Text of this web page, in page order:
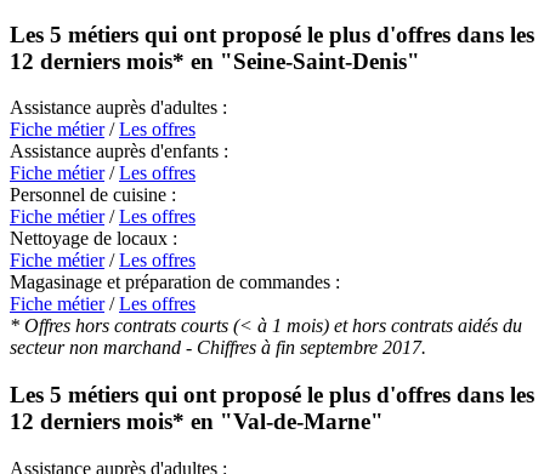
Les 5 métiers qui ont proposé le plus d'offres dans les
12 derniers mois* en "Seine-Saint-Denis"
Assistance auprès d'adultes :
Fiche métier/Les offres
Assistance auprès d'enfants :
Fiche métier/Les offres
Personnel de cuisine :
Fiche métier/Les offres
Nettoyage de locaux :
Fiche métier/Les offres
Magasinage et préparation de commandes :
Fiche métier/Les offres
* Offres hors contrats courts (< à 1 mois) et hors contrats aidés du
secteur non marchand - Chiffres à fin septembre 2017.
Les 5 métiers qui ont proposé le plus d'offres dans les
12 derniers mois* en "Val-de-Marne"
Assistance auprès d'adultes :